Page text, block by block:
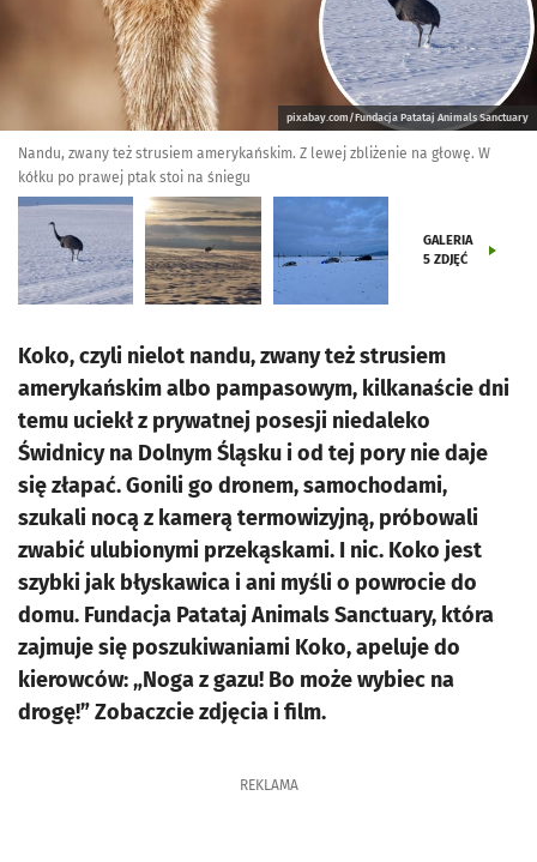
pixabay.com/Fundacja Patataj Animals Sanctuary
Nandu, zwany też strusiem amerykańskim. Z lewej zbliżenie na głowę. W
kółku po prawej ptak stoi na śniegu
GALERIA
5 ZDJĘĆ
Koko, czyli nielot nandu, zwany też strusiem
amerykańskim albo pampasowym, kilkanaście dni
temu uciekł z prywatnej posesji niedaleko
Świdnicy na Dolnym Śląsku i od tej pory nie daje
się złapać. Gonili go dronem, samochodami,
szukali nocą z kamerą termowizyjną, próbowali
zwabić ulubionymi przekąskami. I nic. Koko jest
szybki jak błyskawica i ani myśli o powrocie do
domu. Fundacja Patataj Animals Sanctuary, która
zajmuje się poszukiwaniami Koko, apeluje do
kierowców: „Noga z gazu! Bo może wybiec na
drogę!” Zobaczcie zdjęcia i film.
REKLAMA